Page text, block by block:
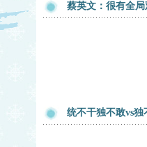
蔡英文：很有全
统不干独不敢vs独